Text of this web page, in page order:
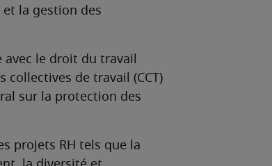
la gestion des
le droit du travail
collectives de travail (CCT)
sur la protection des
projets RH tels que la